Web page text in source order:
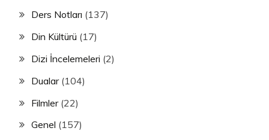
Ders Notları (137)
Din Kültürü (17)
Dizi İncelemeleri (2)
Dualar(104)
Filmler(22)
Genel (157)